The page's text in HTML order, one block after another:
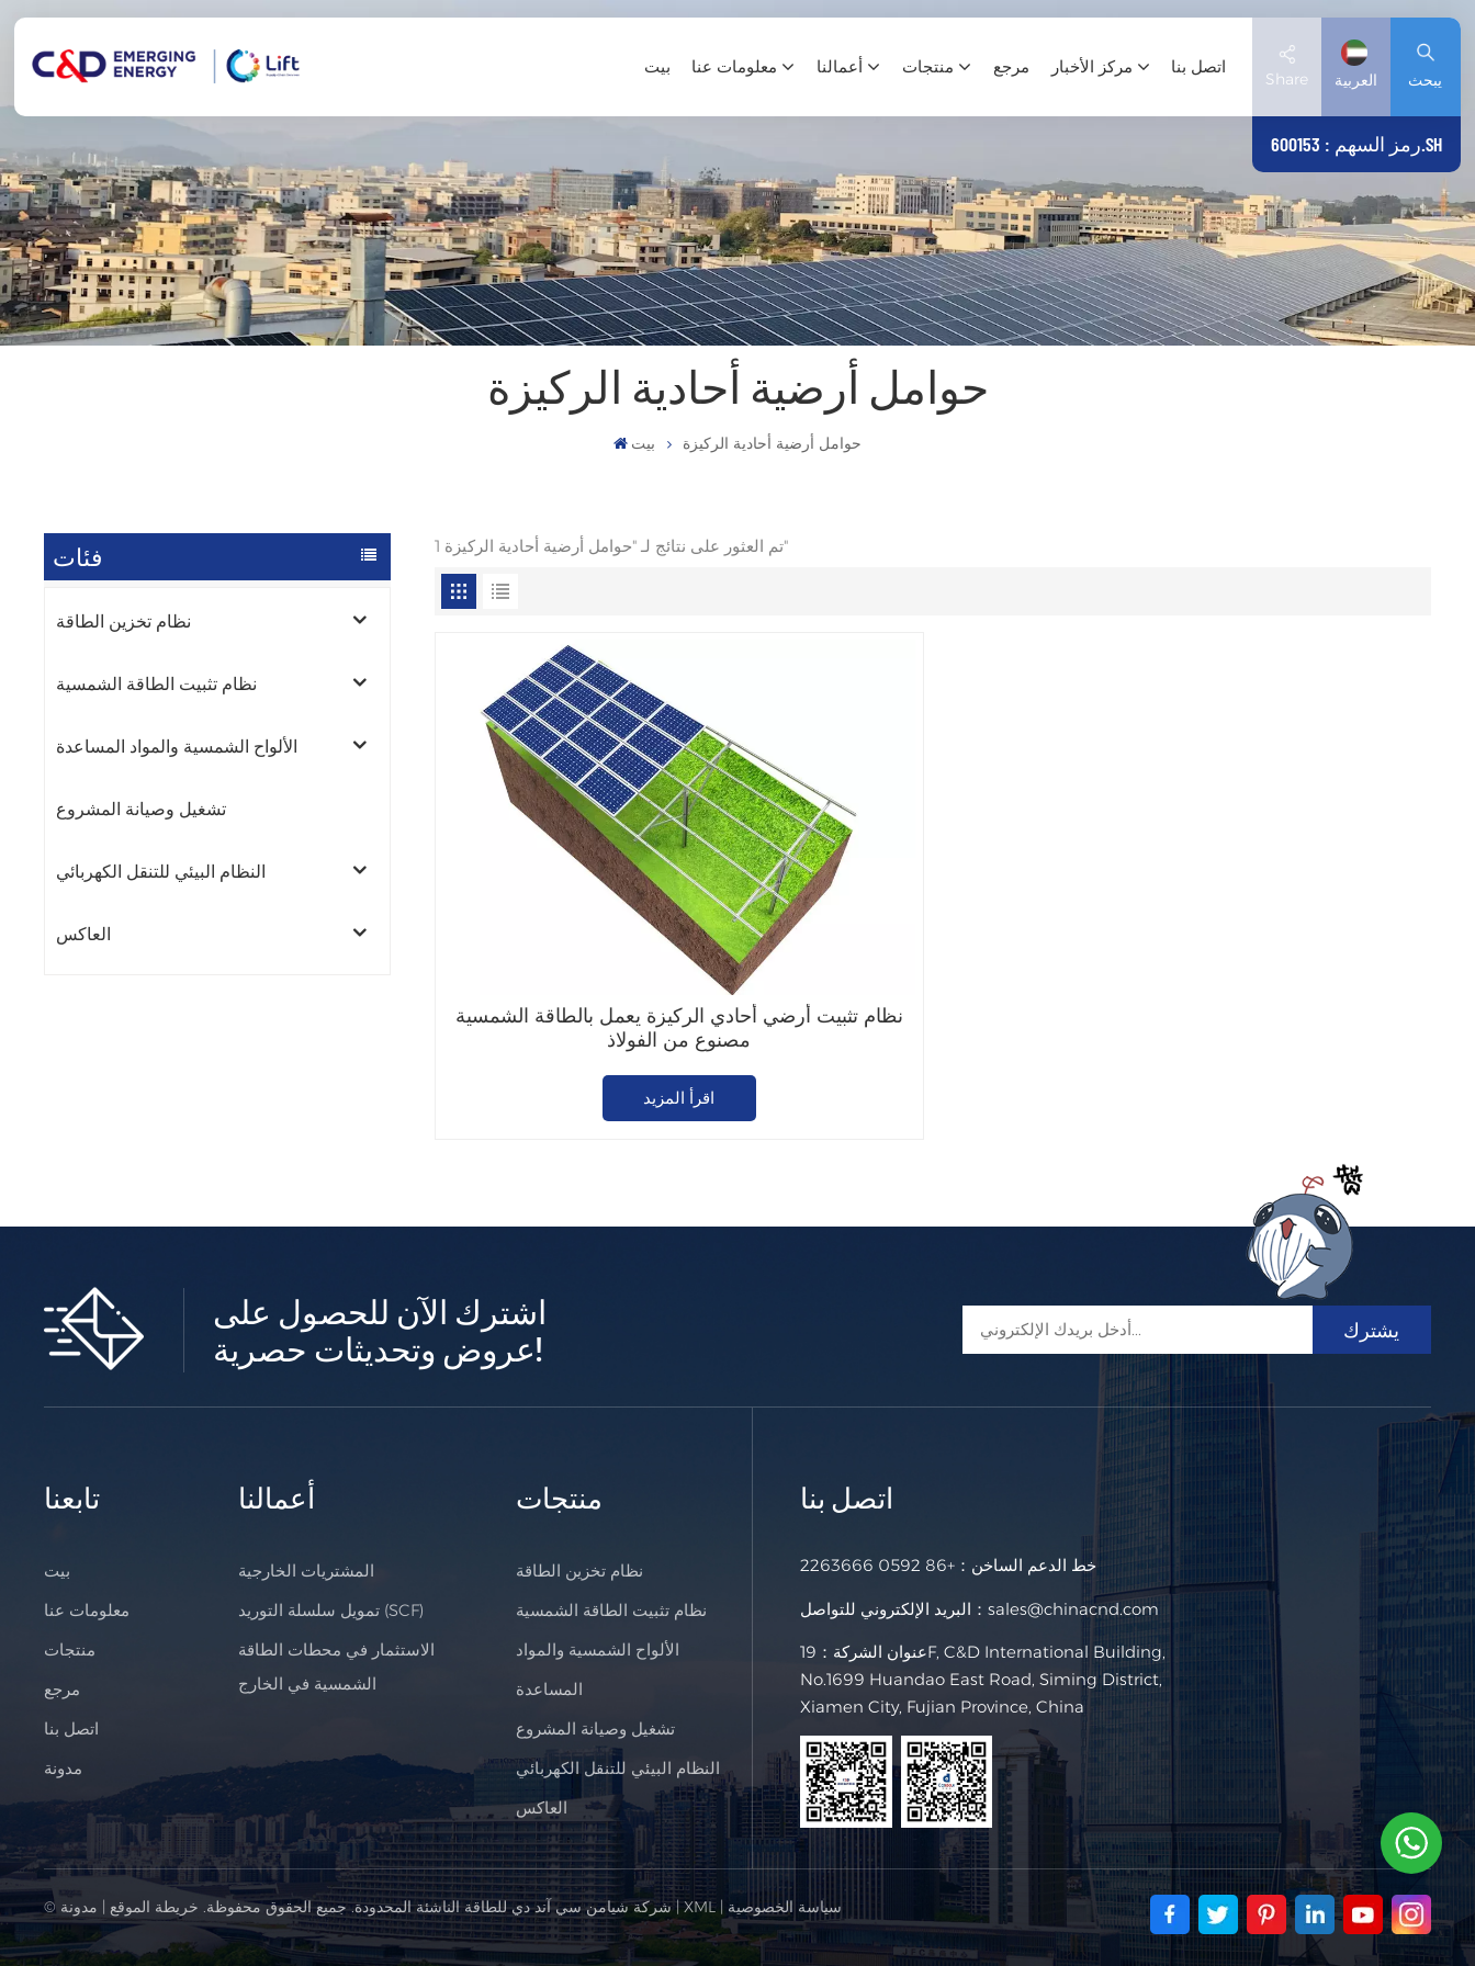
بيت معلومات عنا أعمالنا منتجات مرجع مركز الأخبار اتصل بنا
Share العربية
English
Deutsch
español
日本語
يبحث
رمز السهم : 600153.SH
حوامل أرضية أحادية الركيزة
بيت حوامل أرضية أحادية الركيزة
فئات
نظام تخزين الطاقة
نظام تثبيت الطاقة الشمسية
الألواح الشمسية والمواد المساعدة
تشغيل وصيانة المشروع
النظام البيئي للتنقل الكهربائي
العاكس
1 تم العثور على نتائج لـ "حوامل أرضية أحادية الركيزة"
نظام تثبيت أرضي أحادي الركيزة يعمل بالطاقة الشمسية
مصنوع من الفولاذ
اقرأ المزيد
اشترك الآن للحصول على
عروض وتحديثات حصرية!
تابعنا
بيت
معلومات عنا
منتجات
مرجع
اتصل بنا
مدونة
أعمالنا
المشتريات الخارجية
تمويل سلسلة التوريد (SCF)
الاستثمار في محطات الطاقة
الشمسية في الخارج
منتجات
نظام تخزين الطاقة
نظام تثبيت الطاقة الشمسية
الألواح الشمسية والمواد
المساعدة
تشغيل وصيانة المشروع
النظام البيئي للتنقل الكهربائي
العاكس
اتصل بنا
خط الدعم الساخن： +86 0592 2263666
البريد الإلكتروني للتواصل：sales@chinacnd.com
عنوان الشركة：19F, C&D International Building,
No.1699 Huandao East Road, Siming District,
Xiamen City, Fujian Province, China
© شركة شيامن سي آند دي للطاقة الناشئة المحدودة. جميع الحقوق محفوظة. خريطة الموقع مدونة |XML| سياسة الخصوصية